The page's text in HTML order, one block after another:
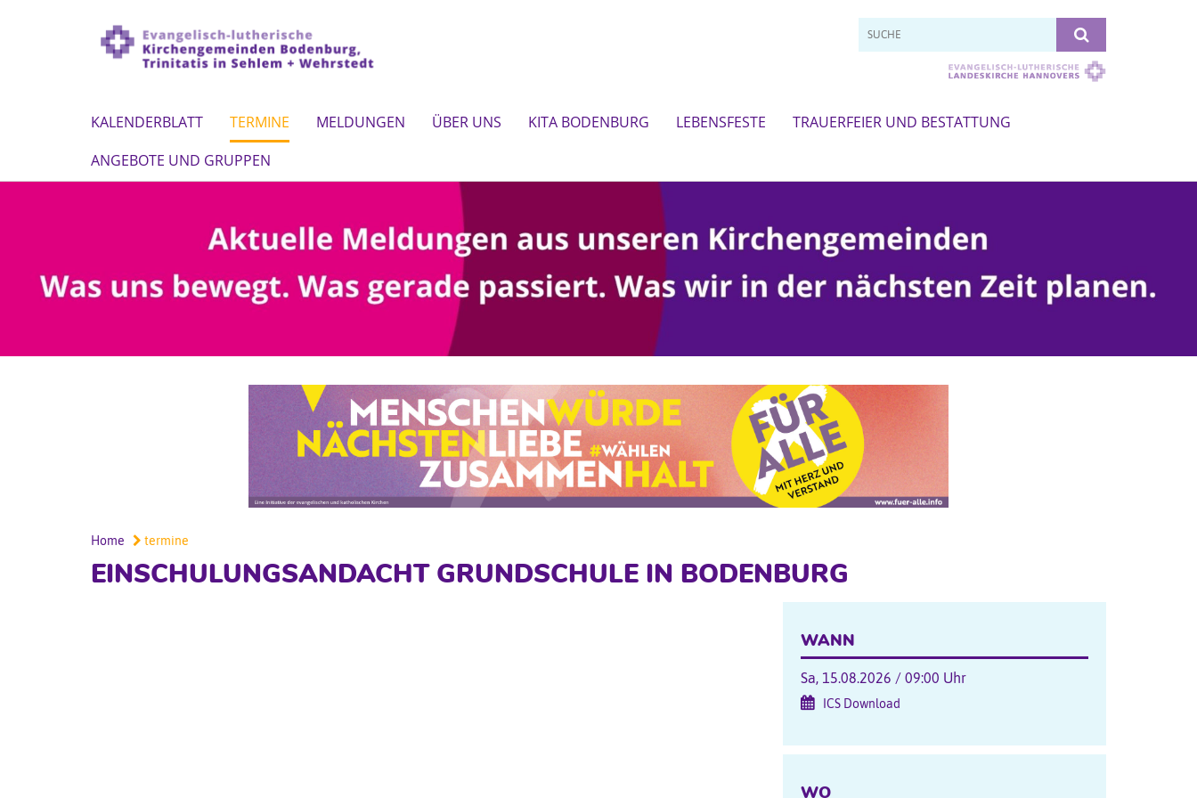
KALENDERBLATT TERMINE MELDUNGEN ÜBER UNS KITA BODENBURG LEBENSFESTE
TRAUERFEIER UND BESTATTUNG
ANGEBOTE UND GRUPPEN
Home termine
EINSCHULUNGSANDACHT GRUNDSCHULE IN BODENBURG
WANN
Sa, 15.08.2026 / 09:00 Uhr
ICS Download
WO